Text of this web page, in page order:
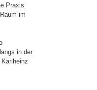
Praxis
im
in der